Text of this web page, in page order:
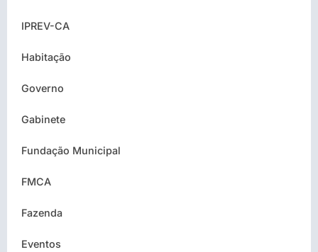
IPREV-CA
Habitação
Governo
Gabinete
Fundação Municipal
FMCA
Fazenda
Eventos